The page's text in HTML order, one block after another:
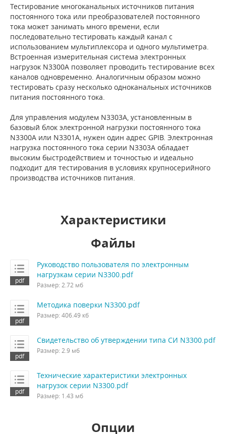
Тестирование многоканальных источников питания
постоянного тока или преобразователей постоянного
тока может занимать много времени, если
последовательно тестировать каждый канал с
использованием мультиплексора и одного мультиметра.
Встроенная измерительная система электронных
нагрузок N3300A позволяет проводить тестирование всех
каналов одновременно. Аналогичным образом можно
тестировать сразу несколько одноканальных источников
питания постоянного тока.
Для управления модулем N3303A, установленным в
базовый блок электронной нагрузки постоянного тока
N3300A или N3301A, нужен один адрес GPIB. Электронная
нагрузка постоянного тока серии N3303A обладает
высоким быстродействием и точностью и идеально
подходит для тестирования в условиях крупносерийного
производства источников питания.
Характеристики
Файлы
Руководство пользователя по электронным
нагрузкам серии N3300.pdf
Размер: 2.72 мб
Методика поверки N3300.pdf
Размер: 406.49 кб
Свидетельство об утверждении типа СИ N3300.pdf
Размер: 2.9 мб
Технические характеристики электронных
нагрузок серии N3300.pdf
Размер: 1.43 мб
Опции